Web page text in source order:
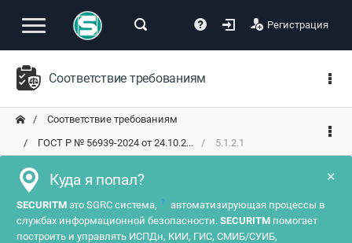
Регистрация
Соответствие требованиям
Соответствие требованиям
ГОСТ Р № 56939-2024 от 24.10.2...
5.1.2.1
×
Куда я попал?
SECURITM это SGRC система, ?
автоматизирующая процессы в
службах информационной безопасности. SECURITM помогает
построить и управлять ИСПДн, КИИ, ГИС, СМИБ/СУИБ,